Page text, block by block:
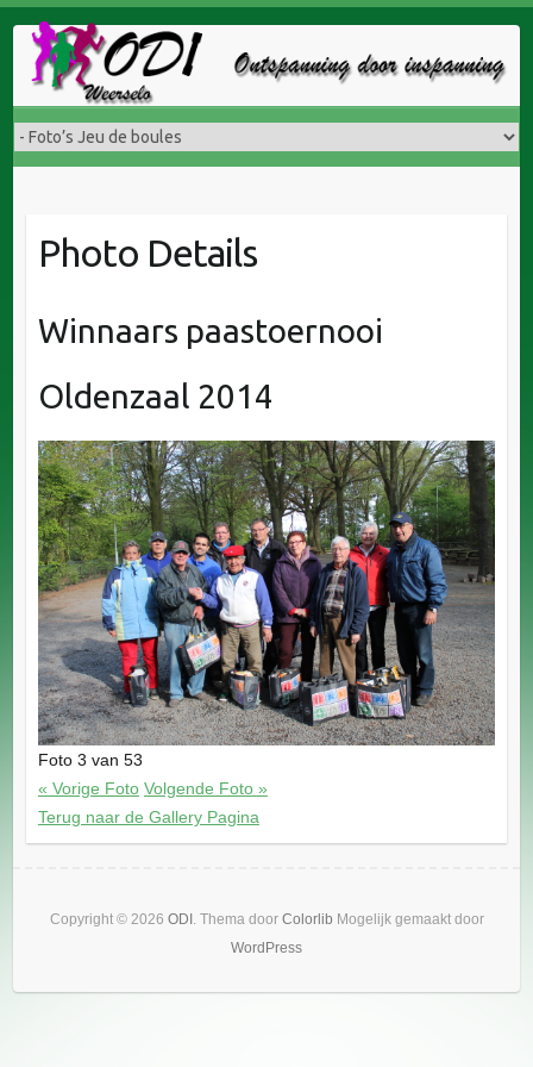
Doorgaan
inhoud
Photo Details
Winnaars paastoernooi
Oldenzaal 2014
Foto 3 van 53
« Vorige Foto Volgende Foto »
Terug naar de Gallery Pagina
Copyright © 2026 ODI. Thema door Colorlib Mogelijk gemaakt door
WordPress